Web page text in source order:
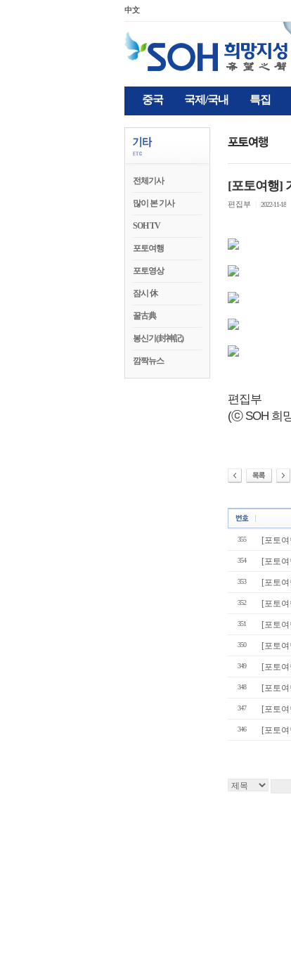
中文
중국 국제/국내 특집
전체기사
많이 본 기사
SOH TV
포토여행
포토영상
잠시 休
꿀古典
봉신기(封神記)
깜짝뉴스
[포토여행]
편집부 2022-11-18
편집부
(ⓒ SOH 희
355 [포토
354 [포토
353 [포토
352 [포토
351 [포토
350 [포토
349 [포토
348 [포토
347 [포토
346 [포토